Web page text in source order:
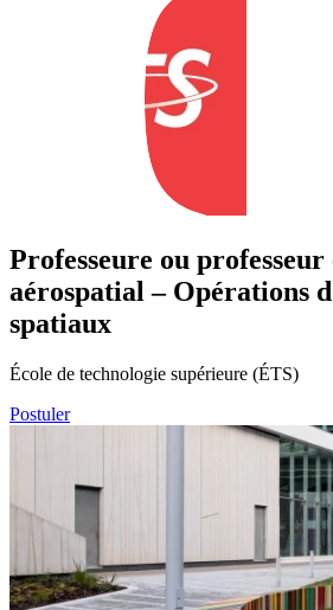
Professeure ou professeur
aérospatial – Opérations
spatiaux
École de technologie supérieure (ÉTS)
Postuler